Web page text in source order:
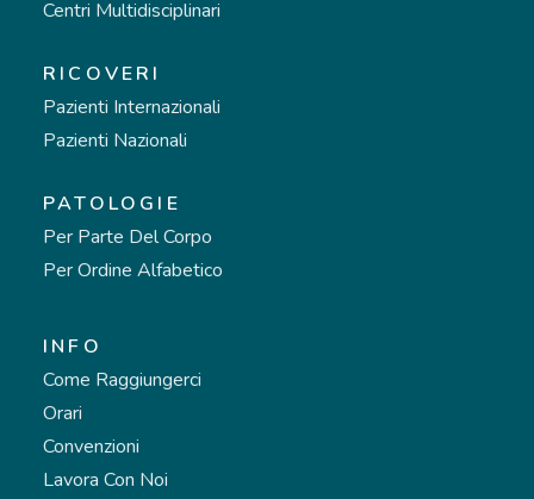
Centri Multidisciplinari
RICOVERI
Pazienti Internazionali
Pazienti Nazionali
PATOLOGIE
Per Parte Del Corpo
Per Ordine Alfabetico
INFO
Come Raggiungerci
Orari
Convenzioni
Lavora Con Noi